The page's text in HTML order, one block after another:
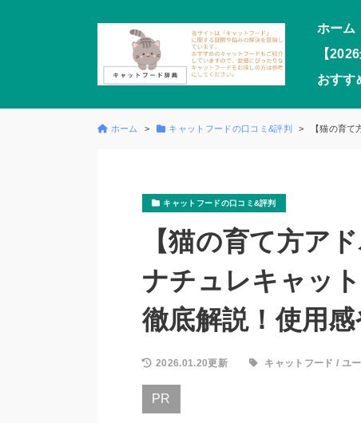
ホーム
【
おすす
ホーム キャットフードの口コミ&評判 【猫の育
キャットフードの口コミ&評判
【猫の育て方ア
ナチュレキャッ
徹底解説！使用
2026.01.20更新 キャットフード / ユ
PR